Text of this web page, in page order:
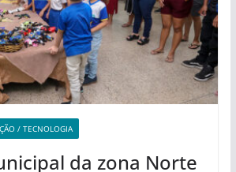
/ TECNOLOGIA
da zona Norte